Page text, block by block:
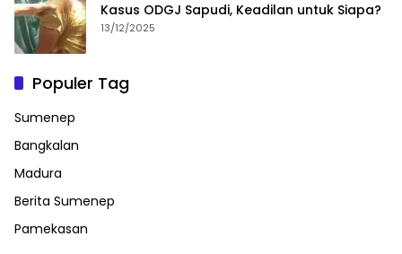
Kasus ODGJ Sapudi, Keadilan untuk Siapa?
13/12/2025
Populer Tag
Sumenep
Bangkalan
Madura
Berita Sumenep
Pamekasan